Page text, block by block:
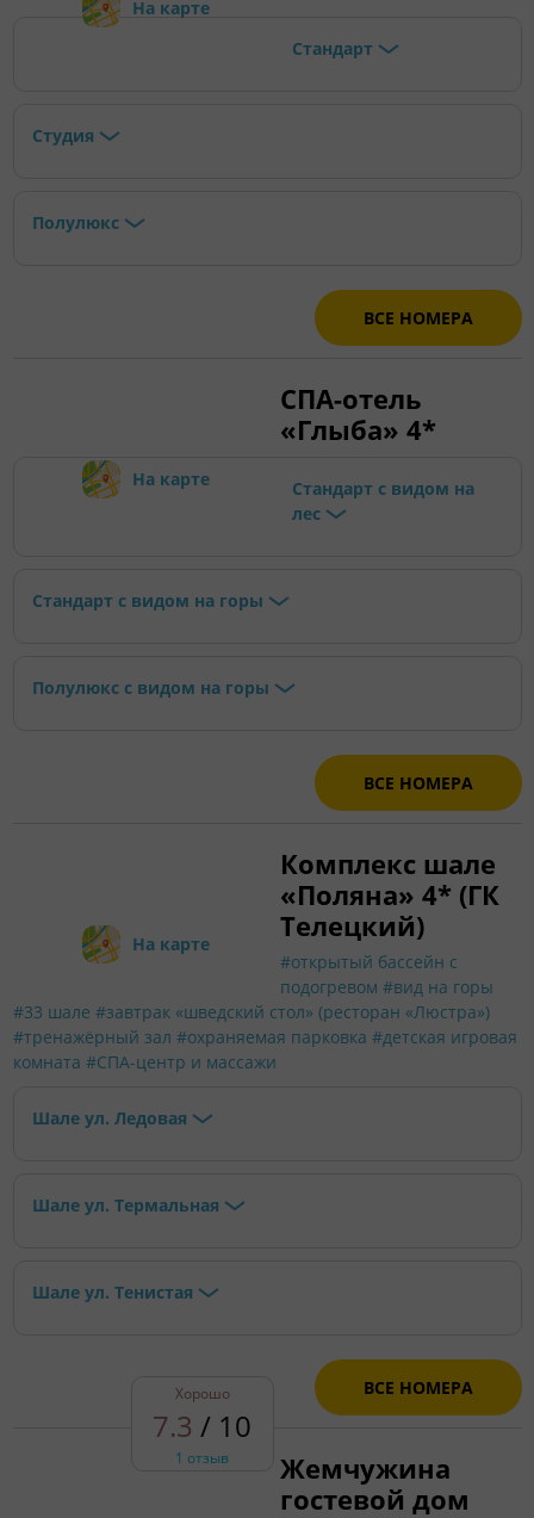
На карте
Стандарт
Студия
Полулюкс
ВСЕ НОМЕРА
На карте
СПА-отель
«Глыба» 4*
Стандарт с видом на
лес
Стандарт с видом на горы
Полулюкс с видом на горы
ВСЕ НОМЕРА
На карте
Комплекс шале
«Поляна» 4* (ГК
Телецкий)
#открытый бассейн с
подогревом #вид на горы
#33 шале #завтрак «шведский стол» (ресторан «Люстра»)
#тренажёрный зал #охраняемая парковка #детская игровая
комната #СПА-центр и массажи
Шале ул. Ледовая
Шале ул. Термальная
Шале ул. Тенистая
ВСЕ НОМЕРА
Хорошо
7.3 / 10
1 отзыв
Жемчужина
гостевой дом